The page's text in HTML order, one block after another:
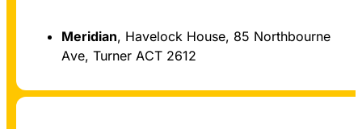
Lãnh thổ Thủ đô Úc
Meridian, Havelock House, 85 Northbourne
Ave, Turner ACT 2612